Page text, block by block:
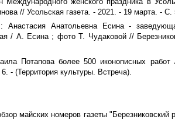
// Усольская газета. - 2021. - 19 марта. - С.
: Анастасия Анатольевна Есина -
/ А. Есина ; фото Т. Чудаковой //
Потапова более 500 иконописных
- (Территория культуры. Встреча).
майских номеров газеты "Березниковский